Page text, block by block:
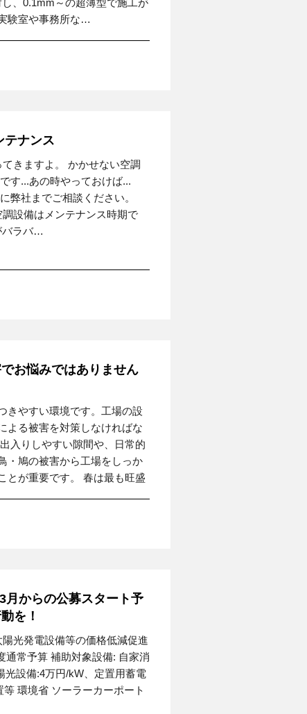
、0.1mm～の超薄型で施工が
験室や事務所な…
テナンス
きますよ。 かかせない空調
す...あの時やっておけば...
弊社までご相談ください。
調設備はメンテナンス時期で
ラバ…
お悩みではありません
きやすい環境です。工場の設
よる被害を対策しなければな
入りしやすい隙間や、日常的
・鳩の被害から工場をしっか
とが重要です。 春は最も旺盛
月からの公募スタート予
を！
光発電設備等の価格低減促進
通常予算 補助対象設備: 自家消
光設備:4万円/kW、定置用蓄電
環境省 ソーラーカーポート